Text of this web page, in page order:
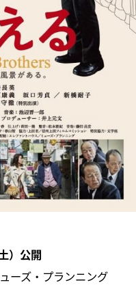
）公開
ーズ・プランニング